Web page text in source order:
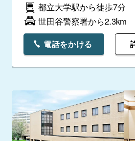
都立大学駅から徒歩7分
世田谷警察署から2.3km
電話をかける